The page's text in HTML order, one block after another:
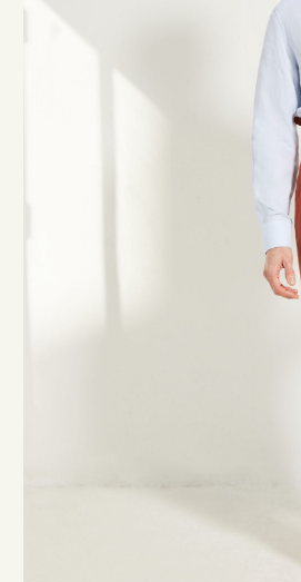
ACCESSOIRES
CEINTURES
CRAVATES & NOEUDS
CHAUSSETTES MI-
BRETELLES
POCHETTES
TOTE BAGS